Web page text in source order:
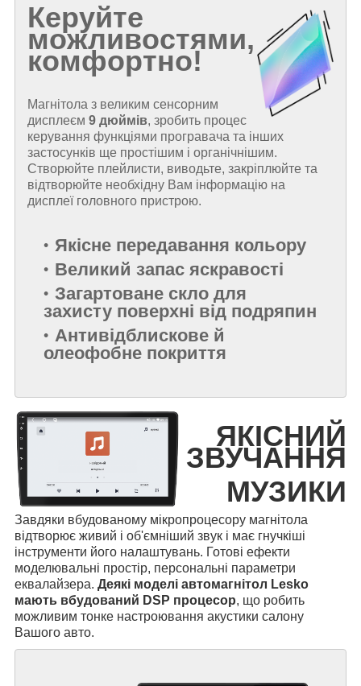
Керуйте
можливостями,
комфортно!
Магнітола з великим сенсорним
дисплеєм 9 дюймів, зробить процес
керування функціями програвача та інших
застосунків ще простішим і органічнішим.
Створюйте плейлисти, виводьте, закріплюйте та
відтворюйте необхідну Вам інформацію на
дисплеї головного пристрою.
Якісне передавання кольору
Великий запас яскравості
Загартоване скло для
захисту поверхні від подряпин
Антивідблискове й
олеофобне покриття
ЯКІСНИЙ
ЗВУЧАННЯ
МУЗИКИ
Завдяки вбудованому мікропроцесору магнітола
відтворює живий і об'ємніший звук і має гнучкіші
інструменти його налаштувань. Готові ефекти
моделювальні простір, персональні параметри
еквалайзера. Деякі моделі автомагнітол Lesko
мають вбудований DSP процесор, що робить
можливим тонке настроювання акустики салону
Вашого авто.